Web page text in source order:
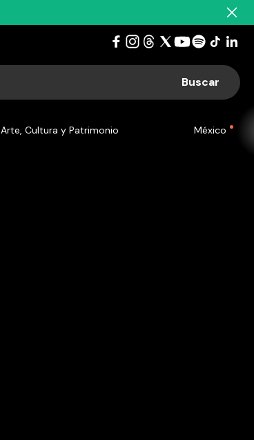
Arte, Cultura y Patrimonio México